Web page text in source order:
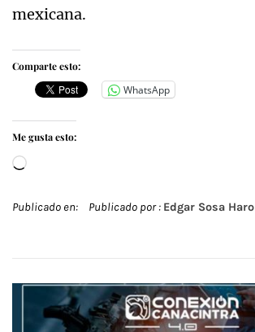
mexicana.
Comparte esto:
WhatsApp
Me gusta esto:
Cargando...
Publicado en: Publicado por : Edgar Sosa Haro